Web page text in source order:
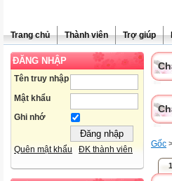
Trang chủ Thành viên Trợ giúp
ĐĂNG NHẬP
Tên truy nhập
Mật khẩu
Ghi nhớ
Quên mật khẩu ĐK thành viên
Gốc